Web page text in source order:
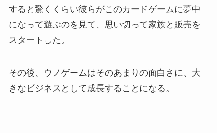
すると驚くくらい彼らがこのカードゲームに夢中
になって遊ぶのを見て、思い切って家族と販売を
スタートした。
その後、ウノゲームはそのあまりの面白さに、大
きなビジネスとして成長することになる。